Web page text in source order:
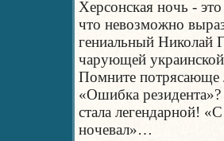
Херсонская ночь -
что невозможно
гениальный Николай
чарующей
Помните потрясающе
«Ошибка
стала легендарной!
ночевал»…